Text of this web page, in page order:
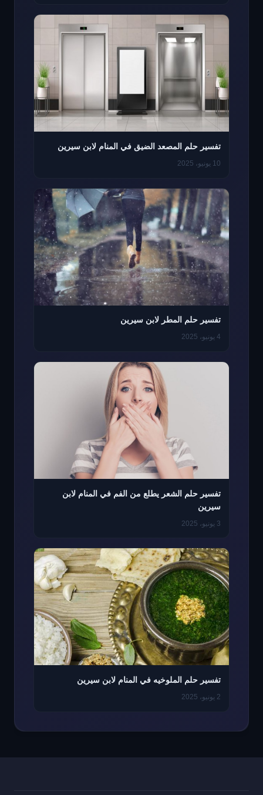
تفسير حلم المصعد الضيق في المنام لابن سيرين
10 يونيو، 2025
تفسير حلم المطر لابن سيرين
4 يونيو، 2025
تفسير حلم الشعر يطلع من الفم في المنام لابن
سيرين
3 يونيو، 2025
تفسير حلم الملوخيه في المنام لابن سيرين
2 يونيو، 2025